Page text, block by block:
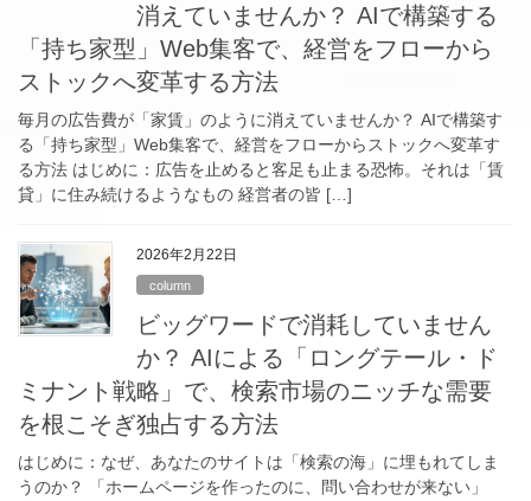
消えていませんか？ AIで構築する
「持ち家型」Web集客で、経営をフローから
ストックへ変革する方法
毎月の広告費が「家賃」のように消えていませんか？ AIで構築す
る「持ち家型」Web集客で、経営をフローからストックへ変革す
る方法 はじめに：広告を止めると客足も止まる恐怖。それは「賃
貸」に住み続けるようなもの 経営者の皆 […]
2026年2月22日
column
ビッグワードで消耗していません
か？ AIによる「ロングテール・ド
ミナント戦略」で、検索市場のニッチな需要
を根こそぎ独占する方法
はじめに：なぜ、あなたのサイトは「検索の海」に埋もれてしま
うのか？ 「ホームページを作ったのに、問い合わせが来ない」